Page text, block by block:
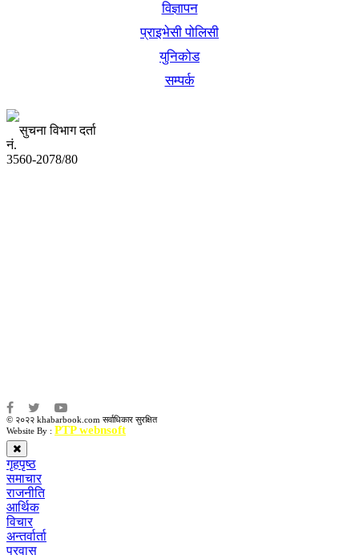
विज्ञापन
प्राइभेसी पोलिसी
युनिकोड
सम्पर्क
सुचना विभाग दर्ता
नं.
3560-2078/80
© २०२२ khabarbook.com सर्वाधिकार सुरक्षित
Website By : PTP webnsoft
गृहपृष्ठ
समाचार
राजनीति
आर्थिक
विचार
अन्तर्वार्ता
प्रवास